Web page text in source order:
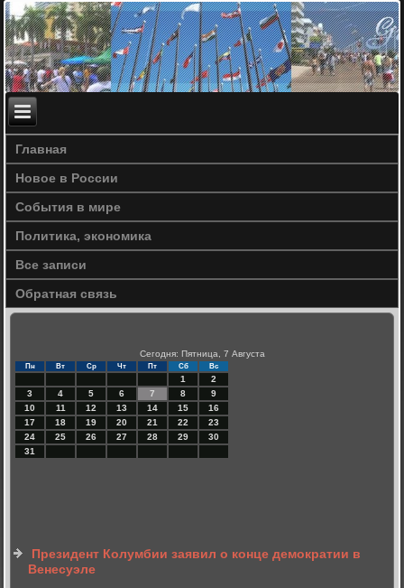
Главная
Новое в России
События в мире
Политика, экономика
Все записи
Обратная связь
Сегодня: Пятница, 7 Августа
Пн Вт Ср Чт Пт Сб Вс
1
2
3
4 5 6 7 8
9
10
11 12 13 14 15
16
17
18 19 20 21 22
23
24
25 26 27 28 29
30
31
Президент Колумбии заявил о конце демократии в
Венесуэле